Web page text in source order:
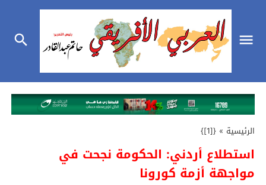
الرئيسية »
{[1]}
استطلاع أردني: الحكومة نجحت في
مواجهة أزمة كورونا